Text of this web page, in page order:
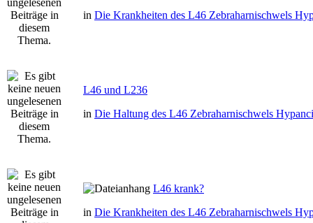
in Die Krankheiten des L46 Zebraharnischwels
L46 und L236
in Die Haltung des L46 Zebraharnischwels
L46 krank?
in Die Krankheiten des L46 Zebraharnischwels